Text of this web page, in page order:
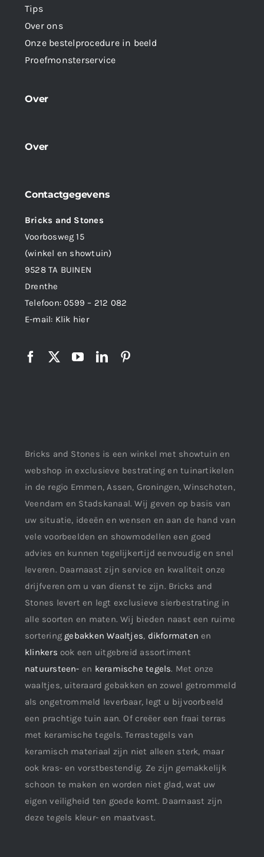
Tips
Over ons
Onze bestelprocedure in beeld
Proefmonsterservice
Over
Over
Contactgegevens
Bricks and Stones
Voorbosweg 15
(winkel en showtuin)
9528 TA BUINEN
Drenthe
Telefoon:0599 – 212 082
E-mail: Klik hier
Bricks and Stones is een winkel met showtuin en
webshop in exclusieve bestrating en tuinartikelen
in de regio Emmen, Assen, Groningen, Winschoten,
Veendam en Stadskanaal. Wij geven op basis van
uw situatie, ideeën en wensen en aan de hand van
vele voorbeelden en showmodellen een goed
advies en kunnen tegelijkertijd eenvoudig en snel
leveren. Daarnaast zijn service en kwaliteit onze
drijfveren om u van dienst te zijn. Bricks and
Stones levert en legt exclusieve sierbestrating in
alle soorten en maten. Wij bieden naast een ruime
sortering gebakken Waaltjes, dikformaten en
klinkers ook een uitgebreid assortiment
natuursteen- en keramische tegels. Met onze
waaltjes, uiteraard gebakken en zowel getrommeld
als ongetrommeld leverbaar, legt u bijvoorbeeld
een prachtige tuin aan. Of creëer een fraai terras
met keramische tegels. Terrastegels van
keramisch materiaal zijn niet alleen sterk, maar
ook kras- en vorstbestendig. Ze zijn gemakkelijk
schoon te maken en worden niet glad, wat uw
eigen veiligheid ten goede komt. Daarnaast zijn
deze tegels kleur- en maatvast.